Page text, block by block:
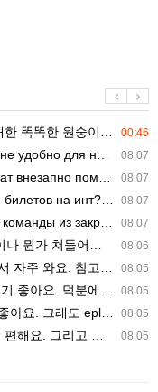
00:46
이에게 있다는게 문제.
08.07
нашего часово…
08.07
поменять. https:/…
08.07
на инт? https://g…
08.07
из закрытых квали…
08.06
함이지 저걸 전쟁준비라고 하…
08.05
보 확인할 때 출처 꼭 체크해요.…
08.05
식 중계 채널 먼저 찾아봐요. …
08.05
계 채널 먼저 찾아봐요. 북마크…
08.05
할 때 출처 꼭 체크해요. 앞…